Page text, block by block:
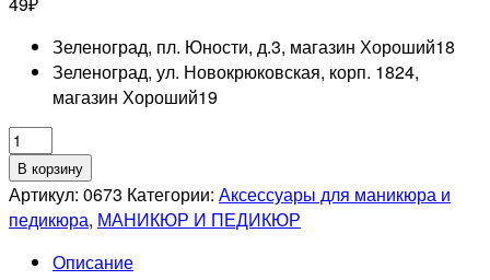
Зеленоград, пл. Юности, д.3, магазин Хороший18
Зеленоград, ул. Новокрюковская, корп. 1824,
магазин Хороший19
Количество
товара
RUNAIL
Палитра
лаков
В корзину
Артикул: 0673 Категории: Аксессуары для маникюра и
педикюра, МАНИКЮР И ПЕДИКЮР
Описание